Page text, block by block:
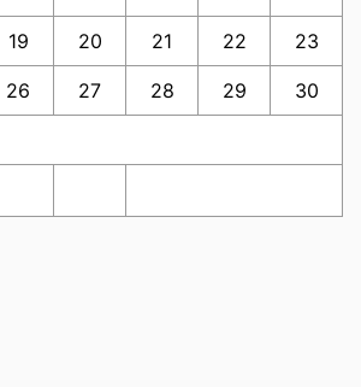
19 20 21 22 23
26 27 28 29 30